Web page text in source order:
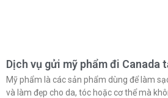
Dịch vụ gửi mỹ phẩm đi Canada
Mỹ phẩm là các sản phẩm dùng để làm
và làm đẹp cho da, tóc hoặc cơ thể mà